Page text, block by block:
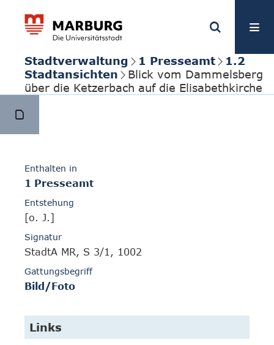
Stadtverwaltung 1 Presseamt
1.2
Stadtansichten
Blick vom Dammelsberg
über die Ketzerbach auf die Elisabethkirche
Enthalten in
1 Presseamt
Entstehung
[o. J.]
Signatur
StadtA MR, S 3/1, 1002
Gattungsbegriff
Bild/Foto
Links